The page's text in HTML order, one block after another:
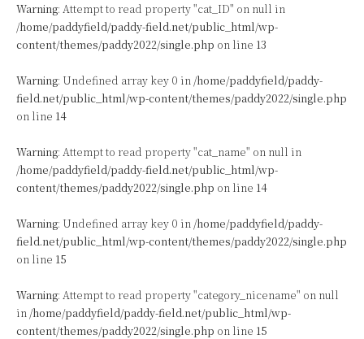
Warning: Attempt to read property "cat_ID" on null in
/home/paddyfield/paddy-field.net/public_html/wp-
content/themes/paddy2022/single.php on line 13
Warning: Undefined array key 0 in /home/paddyfield/paddy-
field.net/public_html/wp-content/themes/paddy2022/single.php
on line 14
Warning: Attempt to read property "cat_name" on null in
/home/paddyfield/paddy-field.net/public_html/wp-
content/themes/paddy2022/single.php on line 14
Warning: Undefined array key 0 in /home/paddyfield/paddy-
field.net/public_html/wp-content/themes/paddy2022/single.php
on line 15
Warning: Attempt to read property "category_nicename" on null
in /home/paddyfield/paddy-field.net/public_html/wp-
content/themes/paddy2022/single.php on line 15